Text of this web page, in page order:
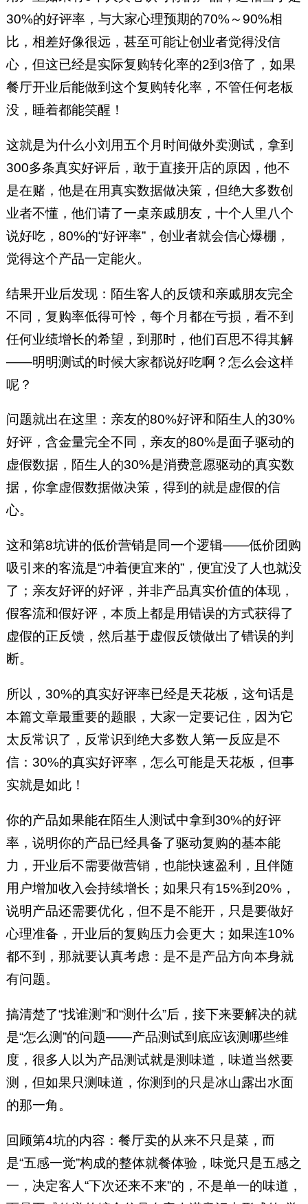
30%的好评率，与大家心理预期的70%～90%相
比，相差好像很远，甚至可能让创业者觉得没信
心，但这已经是实际复购转化率的2到3倍了，如果
餐厅开业后能做到这个复购转化率，不管任何老板
没，睡着都能笑醒！
这就是为什么小刘用五个月时间做外卖测试，拿到
300多条真实好评后，敢于直接开店的原因，他不
是在赌，他是在用真实数据做决策，但绝大多数创
业者不懂，他们请了一桌亲戚朋友，十个人里八个
说好吃，80%的“好评率”，创业者就会信心爆棚，
觉得这个产品一定能火。
结果开业后发现：陌生客人的反馈和亲戚朋友完全
不同，复购率低得可怜，每个月都在亏损，看不到
任何业绩增长的希望，到那时，他们百思不得其解
——明明测试的时候大家都说好吃啊？怎么会这样
呢？
问题就出在这里：亲友的80%好评和陌生人的30%
好评，含金量完全不同，亲友的80%是面子驱动的
虚假数据，陌生人的30%是消费意愿驱动的真实数
据，你拿虚假数据做决策，得到的就是虚假的信
心。
这和第8坑讲的低价营销是同一个逻辑——低价团购
吸引来的客流是“冲着便宜来的”，便宜没了人也就没
了；亲友好评的好评，并非产品真实价值的体现，
假客流和假好评，本质上都是用错误的方式获得了
虚假的正反馈，然后基于虚假反馈做出了错误的判
断。
所以，30%的真实好评率已经是天花板，这句话是
本篇文章最重要的题眼，大家一定要记住，因为它
太反常识了，反常识到绝大多数人第一反应是不
信：30%的真实好评率，怎么可能是天花板，但事
实就是如此！
你的产品如果能在陌生人测试中拿到30%的好评
率，说明你的产品已经具备了驱动复购的基本能
力，开业后不需要做营销，也能快速盈利，且伴随
用户增加收入会持续增长；如果只有15%到20%，
说明产品还需要优化，但不是不能开，只是要做好
心理准备，开业后的复购压力会更大；如果连10%
都不到，那就要认真考虑：是不是产品方向本身就
有问题。
搞清楚了“找谁测”和“测什么”后，接下来要解决的就
是“怎么测”的问题——产品测试到底应该测哪些维
度，很多人以为产品测试就是测味道，味道当然要
测，但如果只测味道，你测到的只是冰山露出水面
的那一角。
回顾第4坑的内容：餐厅卖的从来不只是菜，而
是“五感一觉”构成的整体就餐体验，味觉只是五感之
一，决定客人“下次还来不来”的，不是单一的味道，